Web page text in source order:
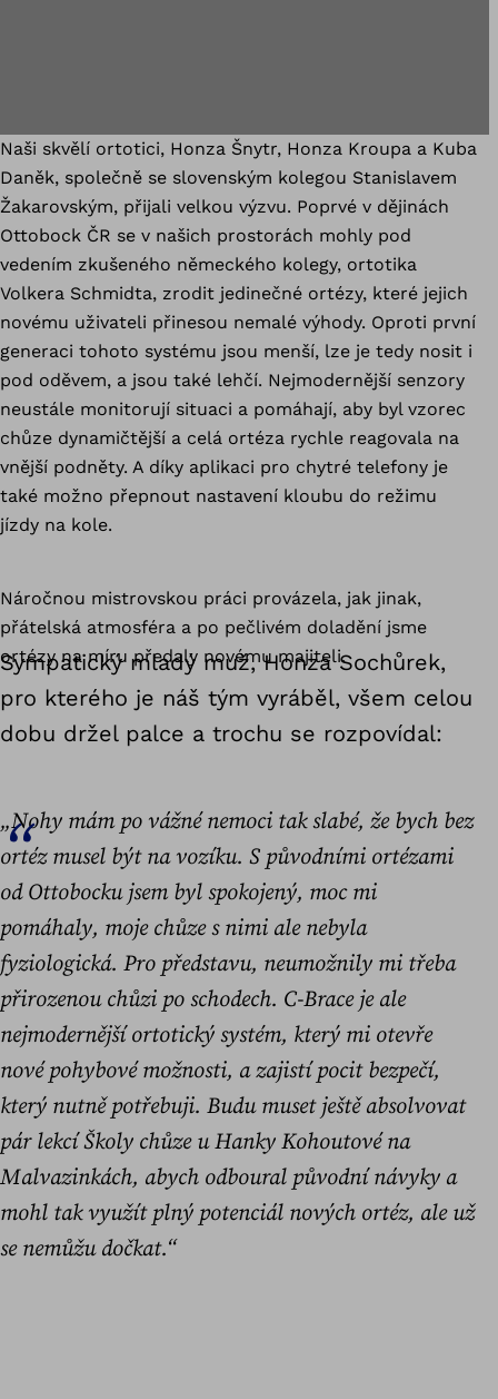
Naši skvělí ortotici, Honza Šnytr, Honza Kroupa a Kuba
Daněk, společně se slovenským kolegou Stanislavem
Žakarovským, přijali velkou výzvu. Poprvé v dějinách
Ottobock ČR se v našich prostorách mohly pod
vedením zkušeného německého kolegy, ortotika
Volkera Schmidta, zrodit jedinečné ortézy, které jejich
novému uživateli přinesou nemalé výhody. Oproti první
generaci tohoto systému jsou menší, lze je tedy nosit i
pod oděvem, a jsou také lehčí. Nejmodernější senzory
neustále monitorují situaci a pomáhají, aby byl vzorec
chůze dynamičtější a celá ortéza rychle reagovala na
vnější podněty. A díky aplikaci pro chytré telefony je
také možno přepnout nastavení kloubu do režimu
jízdy na kole.
Náročnou mistrovskou práci provázela, jak jinak,
přátelská atmosféra a po pečlivém doladění jsme
ortézy na míru předaly novému majiteli.
Sympatický mladý muž, Honza Sochůrek,
pro kterého je náš tým vyráběl, všem celou
dobu držel palce a trochu se rozpovídal:
„Nohy mám po vážné nemoci tak slabé, že bych bez
ortéz musel být na vozíku. S původními ortézami
od Ottobocku jsem byl spokojený, moc mi
pomáhaly, moje chůze s nimi ale nebyla
fyziologická. Pro představu, neumožnily mi třeba
přirozenou chůzi po schodech. C-Brace je ale
nejmodernější ortotický systém, který mi otevře
nové pohybové možnosti, a zajistí pocit bezpečí,
který nutně potřebuji. Budu muset ještě absolvovat
pár lekcí Školy chůze u Hanky Kohoutové na
Malvazinkách, abych odboural původní návyky a
mohl tak využít plný potenciál nových ortéz, ale už
se nemůžu dočkat.“